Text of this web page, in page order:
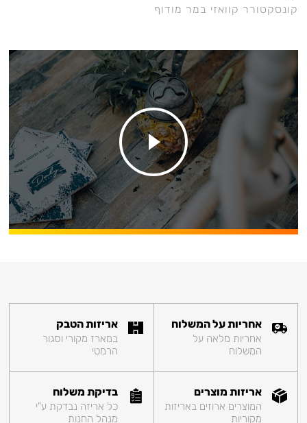
קונסקטורר קוואזי במר מודוף
אחריות על המשלוח
אחריות מלאה על
המשלוח
אריזות הטבק
במארז מקורי וסגור
הרמטי
אריזות מוצרים
המוצרים ארוזים באריזות
מקוריות
בדיקת משלוח
כל אריזה נבדקת ע"י
מנהל החנות